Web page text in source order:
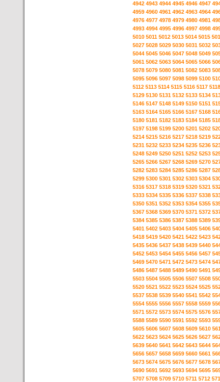
4942 4943 4944 4945 4946 4947
4959 4960 4961 4962 4963 4964
4976 4977 4978 4979 4980 4981
4993 4994 4995 4996 4997 4998
5010 5011 5012 5013 5014 5015
5027 5028 5029 5030 5031 5032
5044 5045 5046 5047 5048 5049
5061 5062 5063 5064 5065 5066
5078 5079 5080 5081 5082 5083
5095 5096 5097 5098 5099 5100
5112 5113 5114 5115 5116 5117 5118
5129 5130 5131 5132 5133 5134
5146 5147 5148 5149 5150 5151
5163 5164 5165 5166 5167 5168
5180 5181 5182 5183 5184 5185
5197 5198 5199 5200 5201 5202
5214 5215 5216 5217 5218 5219
5231 5232 5233 5234 5235 5236
5248 5249 5250 5251 5252 5253
5265 5266 5267 5268 5269 5270
5282 5283 5284 5285 5286 5287
5299 5300 5301 5302 5303 5304
5316 5317 5318 5319 5320 5321
5333 5334 5335 5336 5337 5338
5350 5351 5352 5353 5354 5355
5367 5368 5369 5370 5371 5372
5384 5385 5386 5387 5388 5389
5401 5402 5403 5404 5405 5406
5418 5419 5420 5421 5422 5423
5435 5436 5437 5438 5439 5440
5452 5453 5454 5455 5456 5457
5469 5470 5471 5472 5473 5474
5486 5487 5488 5489 5490 5491
5503 5504 5505 5506 5507 5508
5520 5521 5522 5523 5524 5525
5537 5538 5539 5540 5541 5542
5554 5555 5556 5557 5558 5559
5571 5572 5573 5574 5575 5576
5588 5589 5590 5591 5592 5593
5605 5606 5607 5608 5609 5610
5622 5623 5624 5625 5626 5627
5639 5640 5641 5642 5643 5644
5656 5657 5658 5659 5660 5661
5673 5674 5675 5676 5677 5678
5690 5691 5692 5693 5694 5695
5707 5708 5709 5710 5711 5712